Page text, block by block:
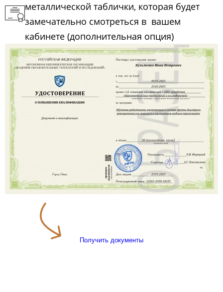
металлической таблички, которая будет
замечательно смотреться в вашем
кабинете (дополнительная опция)
Получить документы